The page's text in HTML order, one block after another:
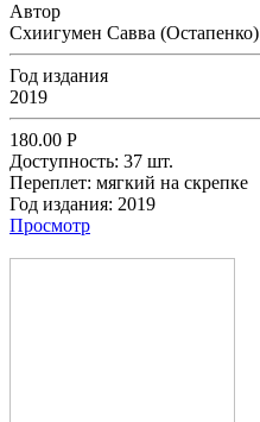
Автор
Схиигумен Савва (Остапенко)
Год издания
2019
180.00 Р
Доступность: 37 шт.
Переплет: мягкий на скрепке
Год издания: 2019
Просмотр